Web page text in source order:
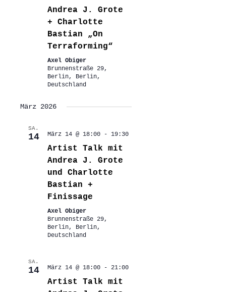
Andrea J. Grote
+ Charlotte
Bastian „On
Terraforming“
Axel Obiger
Brunnenstraße 29,
Berlin, Berlin,
Deutschland
März 2026
SA.
14 März 14 @ 18:00- 19:30
Artist Talk mit
Andrea J. Grote
und Charlotte
Bastian +
Finissage
Axel Obiger
Brunnenstraße 29,
Berlin, Berlin,
Deutschland
SA.
14 März 14 @ 18:00- 21:00
Artist Talk mit